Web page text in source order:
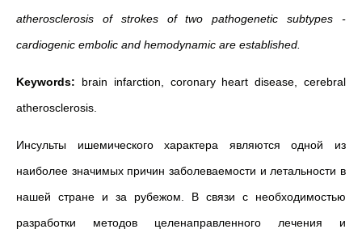
atherosclerosis of strokes of two pathogenetic subtypes -
cardiogenic embolic and hemodynamic are established.
Keywords: brain infarction, coronary heart disease, cerebral
atherosclerosis.
Инсульты ишемического характера являются одной из
наиболее значимых причин заболеваемости и летальности в
нашей стране и за рубежом. В связи с необходимостью
разработки методов целенаправленного лечения и